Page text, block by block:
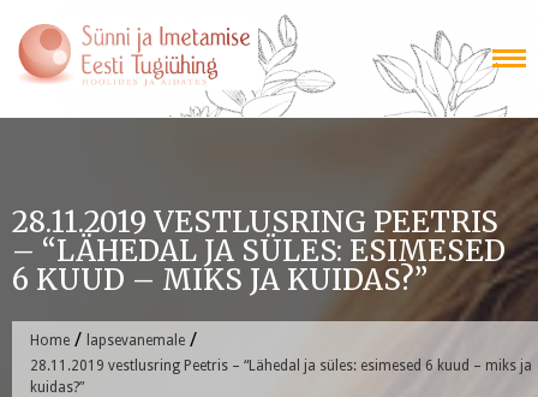
content
28.11.2019 VESTLUSRING PEETRIS
– “LÄHEDAL JA SÜLES: ESIMESED
6 KUUD – MIKS JA KUIDAS?”
Home / lapsevanemale /
28.11.2019 vestlusring Peetris – “Lähedal ja süles: esimesed 6 kuud – miks ja
kuidas?”